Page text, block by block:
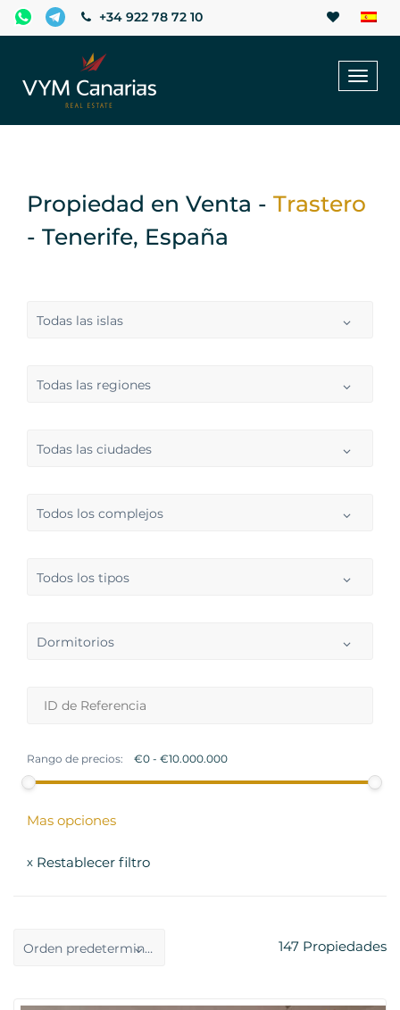
+34 922 78 72 10
Propiedad en Venta - Trastero
- Tenerife, España
Todas las islas
Todas las regiones
Todas las ciudades
Todos los complejos
Todos los tipos
Dormitorios
Rango de precios:
Mas opciones
x Restablecer filtro
Orden predeterminado 147 Propiedades